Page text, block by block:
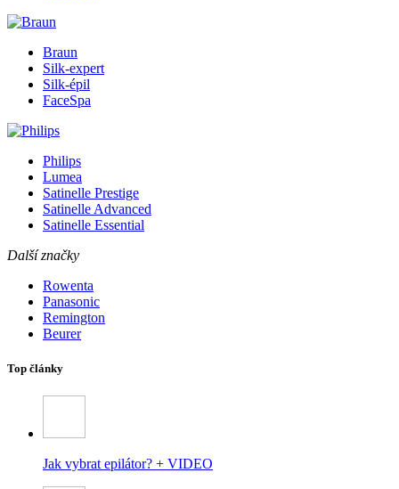
Braun
Silk-expert
Silk-épil
FaceSpa
Philips
Lumea
Satinelle Prestige
Satinelle Advanced
Satinelle Essential
Další značky
Rowenta
Panasonic
Remington
Beurer
Top články
Jak vybrat epilátor? + VIDEO